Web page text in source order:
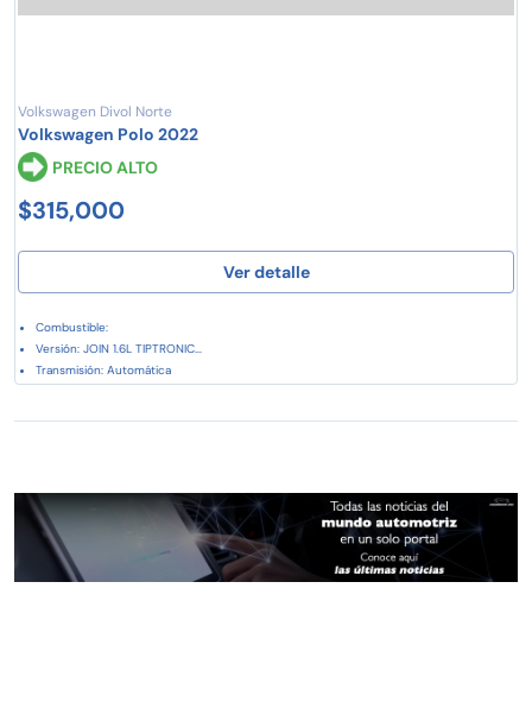
Volkswagen Divol Norte
Volkswagen Polo 2022
PRECIO ALTO
$315,000
Ver detalle
Combustible:
Versión: JOIN 1.6L TIPTRONIC...
Transmisión: Automática